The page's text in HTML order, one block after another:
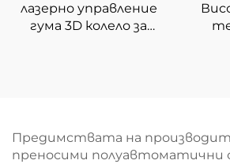
лазерно управление
гума 3D колело за
Предимствата на
преносими полуавтоматични